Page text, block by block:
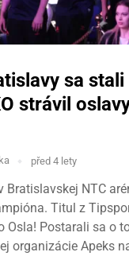
sa stali
strávil
před 4 lety
Bratislavskej NTC
Titul z
Osla! Postarali sa o
organizácie Apeks